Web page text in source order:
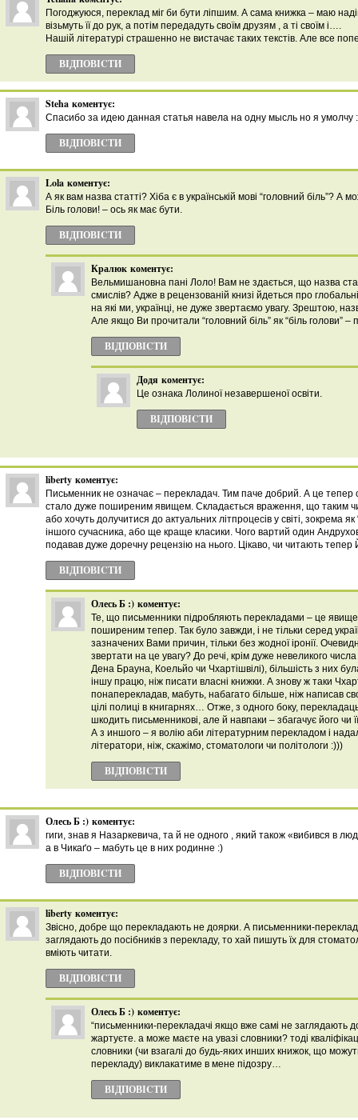
Погоджуюся, переклад міг би бути ліпшим. А сама книжка – маю
візьмуть її до рук, а потім передадуть своїм друзям , а ті своїм і….
Нашій літературі страшенно не вистачає таких текстів. Але все
ВІДПОВІCТИ
Steha коментує:
Спасибо за идею данная статья навела на одну мысль но я умолчу
ВІДПОВІCТИ
Lola коментує:
А як вам назва статті? Хіба є в українській мові “головний біль”? А
Біль голови! – ось як має бути.
ВІДПОВІCТИ
Кралюк коментує:
Вельмишановна пані Лоло! Вам не здається, що назва
смислів? Адже в рецензованій книзі йдеться про
на які ми, українці, не дуже звертаємо увагу. Зрештою,
Але якщо Ви прочитали “головний біль” як “біль голови”
ВІДПОВІCТИ
Додя коментує:
Це ознака Лолиної незавершеної освіти.
ВІДПОВІCТИ
liberty коментує:
Письменник не означає – перекладач. Тим паче добрий. А це тепер
стало дуже поширеним явищем. Складається враження, що таким
або хочуть долучитися до актуальних літпроцесів у світі, зокрема як
іншого сучасника, або ще краще класики. Чого вартий один
подавав дуже доречну рецензію на нього. Цікаво, чи читають
ВІДПОВІCТИ
Олесь Б :) коментує:
Те, що письменники підробляють перекладами – це
поширеним тепер. Так було завжди, і не тільки серед
зазначених Вами причин, тільки без жодної іронії.
звертати на це увагу? До речі, крім дуже невеликого
Дена Брауна, Коельйо чи Чхартішвілі), більшість з них
іншу працю, ніж писати власні книжки. А знову ж таки
понаперекладав, мабуть, набагато більше, ніж написав
цілі полиці в книгарнях… Отже, з одного боку,
шкодить письменникові, але й навпаки – збагачує його чи
А з иншого – я волію аби літературним перекладом і
літератори, ніж, скажімо, стоматологи чи політологи :)))
ВІДПОВІCТИ
Олесь Б :) коментує:
гиги, знав я Назаркевича, та й не одного , який також «вибився в
а в Чикаґо – мабуть це в них родинне :)
ВІДПОВІCТИ
liberty коментує:
Звісно, добре що перекладають не доярки. А письменники-
заглядають до посібників з перекладу, то хай пишуть їх для
вміють читати.
ВІДПОВІCТИ
Олесь Б :) коментує:
“письменники-перекладачі якщо вже самі не заглядають
жартуєте. а може маєте на увазі словники? тоді
словники (чи взагалі до будь-яких инших книжок, що
перекладу) виклакатиме в мене підозру…
ВІДПОВІCТИ